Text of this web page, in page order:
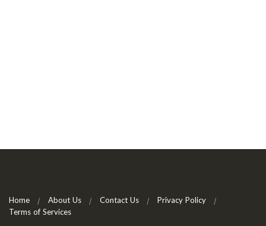
Home About Us Contact Us
Privacy Policy
Terms of Services